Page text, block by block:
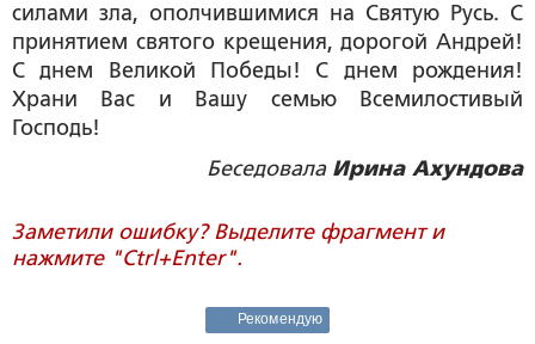
силами зла, ополчившимися на Святую Русь. С
принятием святого крещения, дорогой Андрей!
С днем Великой Победы! С днем рождения!
Храни Вас и Вашу семью Всемилостивый
Господь!
Беседовала Ирина Ахундова
Заметили ошибку? Выделите фрагмент и
нажмите "Ctrl+Enter".
Рекомендую